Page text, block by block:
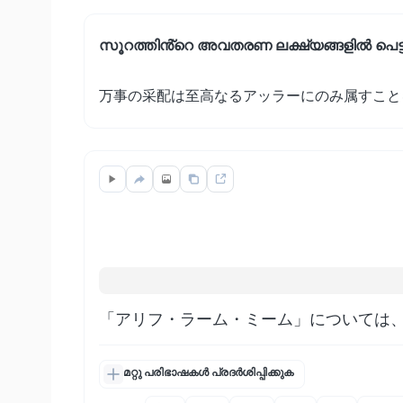
സൂറത്തിൻ്റെ അവതരണ ലക്ഷ്യങ്ങളിൽ
万事の采配は至高なるアッラーにのみ属すこ
「アリフ・ラーム・ミーム」については
മറ്റു പരിഭാഷകൾ പ്രദർശിപ്പിക്കുക